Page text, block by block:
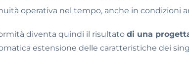
operativa nel tempo, anche in condizioni
diventa quindi il risultato di una
estensione delle caratteristiche dei